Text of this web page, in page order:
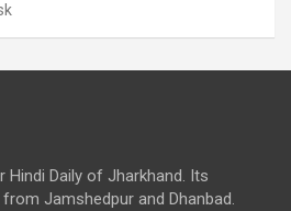
Hindi Daily of Jharkhand. Its
Jamshedpur and Dhanbad.